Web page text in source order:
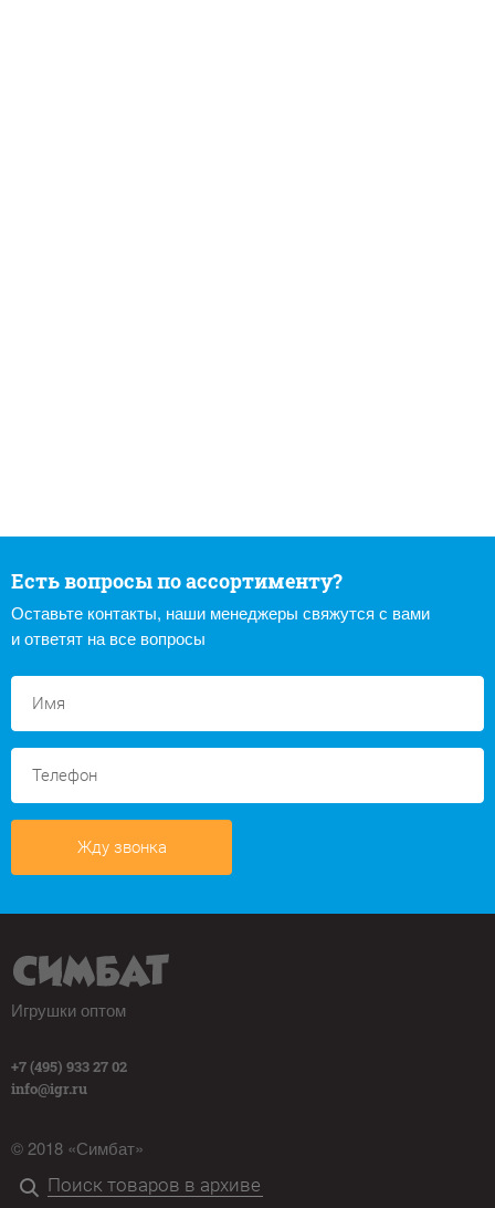
Есть вопросы по ассортименту?
Оставьте контакты, наши менеджеры свяжутся с вами
и ответят на все вопросы
Жду звонка
Игрушки оптом
+7 (495) 933 27 02
info@igr.ru
© 2018 «Симбат»